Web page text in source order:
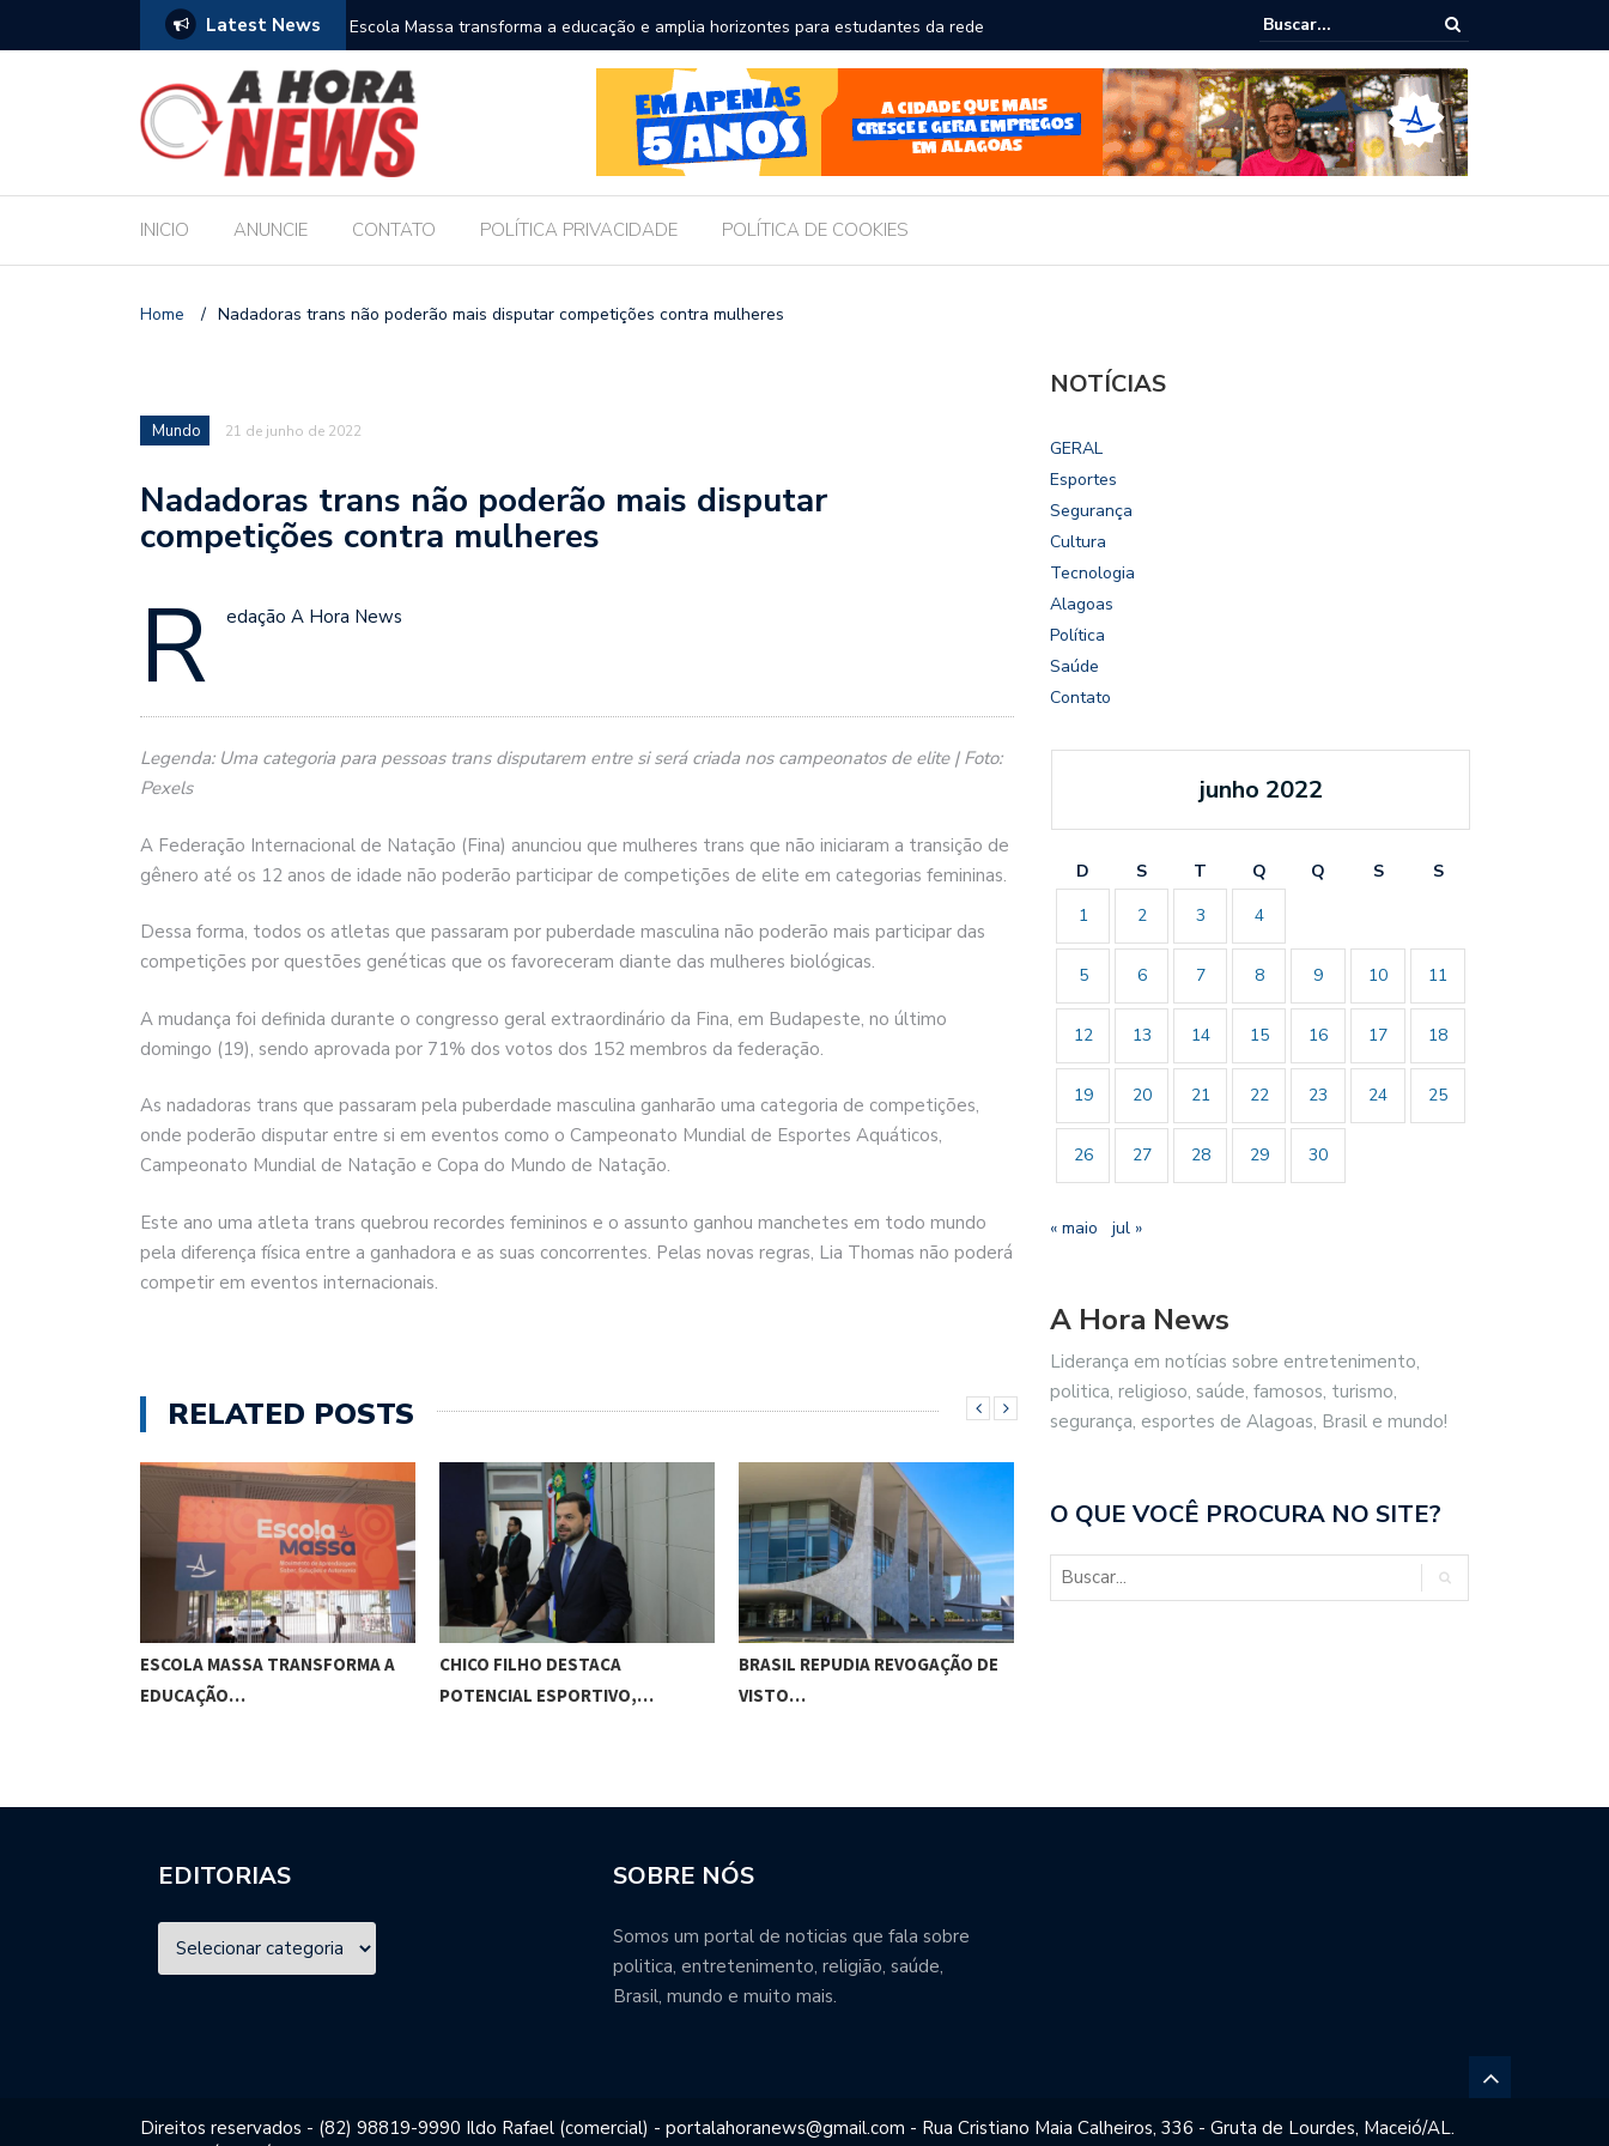
Latest News
escolares e sanciona jornada de 30 horas
Escola Massa transforma a educação e amplia horizontes para estudantes da rede
pública de Maceió
Chico Filho destaca potencial esportivo, turístico e econômico da Maratona
Internacional de Maceió
INICIO ANUNCIE CONTATO POLÍTICA PRIVACIDADE POLÍTICA DE COOKIES
Home / Nadadoras trans não poderão mais disputar competições contra mulheres
Mundo 21 de junho de 2022
Nadadoras trans não poderão mais disputar
competições contra mulheres
R edação A Hora News
Legenda: Uma categoria para pessoas trans disputarem entre si será criada nos campeonatos de elite | Foto:
Pexels
A Federação Internacional de Natação (Fina) anunciou que mulheres trans que não iniciaram a transição de
gênero até os 12 anos de idade não poderão participar de competições de elite em categorias femininas.
Dessa forma, todos os atletas que passaram por puberdade masculina não poderão mais participar das
competições por questões genéticas que os favoreceram diante das mulheres biológicas.
A mudança foi definida durante o congresso geral extraordinário da Fina, em Budapeste, no último
domingo (19), sendo aprovada por 71% dos votos dos 152 membros da federação.
As nadadoras trans que passaram pela puberdade masculina ganharão uma categoria de competições,
onde poderão disputar entre si em eventos como o Campeonato Mundial de Esportes Aquáticos,
Campeonato Mundial de Natação e Copa do Mundo de Natação.
Este ano uma atleta trans quebrou recordes femininos e o assunto ganhou manchetes em todo mundo
pela diferença física entre a ganhadora e as suas concorrentes. Pelas novas regras, Lia Thomas não poderá
competir em eventos internacionais.
RELATED POSTS
CHICO FILHO DESTACA
POTENCIAL ESPORTIVO,…
BRASIL REPUDIA REVOGAÇÃO DE
VISTO…
GESTORES ESCOLARES DE
MACEIÓ REFORÇAM…
NOTÍCIAS
GERAL
Esportes
Segurança
Cultura
Tecnologia
Alagoas
Política
Saúde
Contato
junho 2022
D S T Q Q S
S
1
2 3 4
5 6 7 8 9 10 11
12 13 14 15 16 17 18
19 20 21 22 23 24 25
26 27 28 29 30
« maio jul »
A Hora News
Liderança em notícias sobre entretenimento,
politica, religioso, saúde, famosos, turismo,
segurança, esportes de Alagoas, Brasil e mundo!
O QUE VOCÊ PROCURA NO SITE?
EDITORIAS SOBRE NÓS
Somos um portal de noticias que fala sobre
politica, entretenimento, religião, saúde,
Brasil, mundo e muito mais.
Direitos reservados - (82) 98819-9990 Ildo Rafael (comercial) - portalahoranews@gmail.com - Rua Cristiano Maia Calheiros, 336 - Gruta de Lourdes, Maceió/AL.